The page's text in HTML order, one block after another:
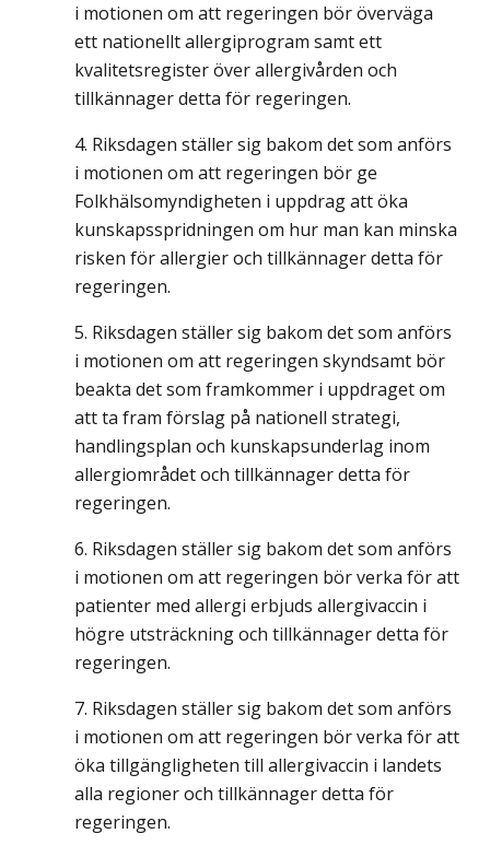
i motionen om att regeringen bör överväga
ett nationellt allergiprogram samt ett
kvalitetsregister över allergivården och
tillkännager detta för regeringen.
Riksdagen ställer sig bakom det som anförs
i motionen om att regeringen bör ge
Folkhälsomyndigheten i uppdrag att öka
kunskapsspridningen om hur man kan minska
risken för allergier och tillkännager detta för
regeringen.
Riksdagen ställer sig bakom det som anförs
i motionen om att regeringen skyndsamt bör
beakta det som framkommer i uppdraget om
att ta fram förslag på nationell strategi,
handlingsplan och kunskapsunderlag inom
allergiområdet och tillkännager detta för
regeringen.
Riksdagen ställer sig bakom det som anförs
i motionen om att regeringen bör verka för att
patienter med allergi erbjuds allergivaccin i
högre utsträckning och tillkännager detta för
regeringen.
Riksdagen ställer sig bakom det som anförs
i motionen om att regeringen bör verka för att
öka tillgängligheten till allergivaccin i landets
alla regioner och tillkännager detta för
regeringen.